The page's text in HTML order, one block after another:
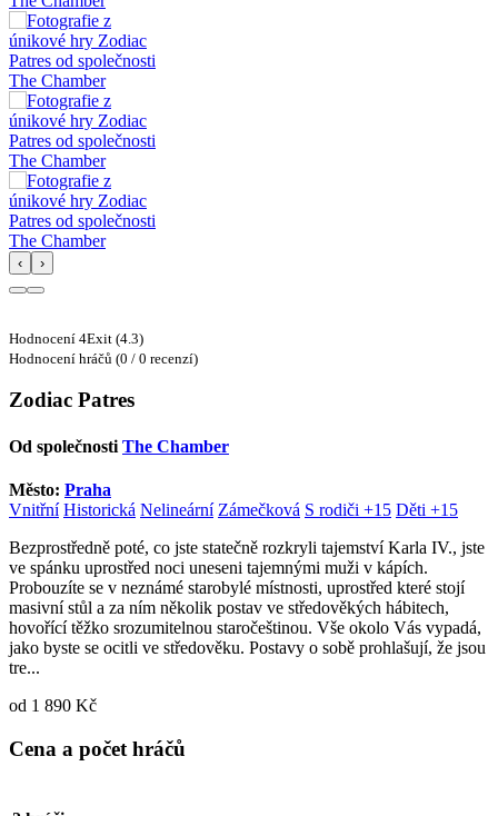
‹ ›
Hodnocení 4Exit (4.3)
Hodnocení hráčů (0 / 0 recenzí)
Zodiac Patres
Od společnosti The Chamber
Město: Praha
Vnitřní Historická Nelineární Zámečková S rodiči +15 Děti +15
Bezprostředně poté, co jste statečně rozkryli tajemství Karla IV., jste
ve spánku uprostřed noci uneseni tajemnými muži v kápích.
Probouzíte se v neznámé starobylé místnosti, uprostřed které stojí
masivní stůl a za ním několik postav ve středověkých hábitech,
hovořící těžko srozumitelnou staročeštinou. Vše okolo Vás vypadá,
jako byste se ocitli ve středověku. Postavy o sobě prohlašují, že jsou
tre...
od 1 890 Kč
Cena a počet hráčů